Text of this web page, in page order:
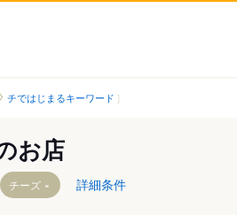
チではじまるキーワード
お店
チーズ 詳細条件